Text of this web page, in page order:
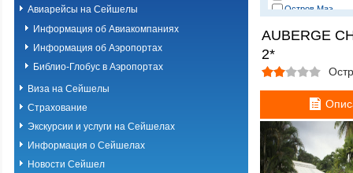
Авиарейсы на Сейшелы
Информация об Авиакомпаниях
Информация об Аэропортах
Библио-Глобус в Аэропортах
Виза на Сейшелы
Страхование
Экскурсии и услуги на Сейшелах
Информация о Сейшелах
Новости Сейшел
Остров Маэ
Остров Праслин
Остров Серф
Остров Силуэт
Остров
AUBERGE
2*